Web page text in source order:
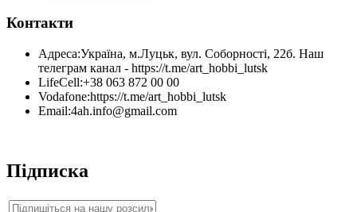
Контакти
Адреса:Україна, м.Луцьк, вул. Соборності, 22б. Наш
телеграм канал - https://t.me/art_hobbi_lutsk
LifeCell:+38 063 872 00 00
Vodafone:https://t.me/art_hobbi_lutsk
Email:4ah.info@gmail.com
Підписка